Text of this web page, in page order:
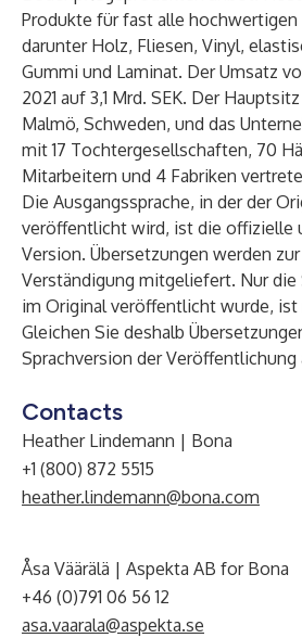
Produkte für fast alle hochwertigen
darunter Holz, Fliesen, Vinyl,
Gummi und Laminat. Der Umsatz
2021 auf 3,1 Mrd. SEK. Der
Malmö, Schweden, und das
mit 17 Tochtergesellschaften, 70
Mitarbeitern und 4 Fabriken
Die Ausgangssprache, in der der
veröffentlicht wird, ist die offizielle
Version. Übersetzungen werden
Verständigung mitgeliefert. Nur die
im Original veröffentlicht wurde,
Gleichen Sie deshalb
Sprachversion der Veröffentlichung
Contacts
Heather Lindemann | Bona
+1 (800) 872 5515
heather.lindemann@bona.com
Åsa Väärälä | Aspekta AB for Bona
+46 (0)791 06 56 12
asa.vaarala@aspekta.se